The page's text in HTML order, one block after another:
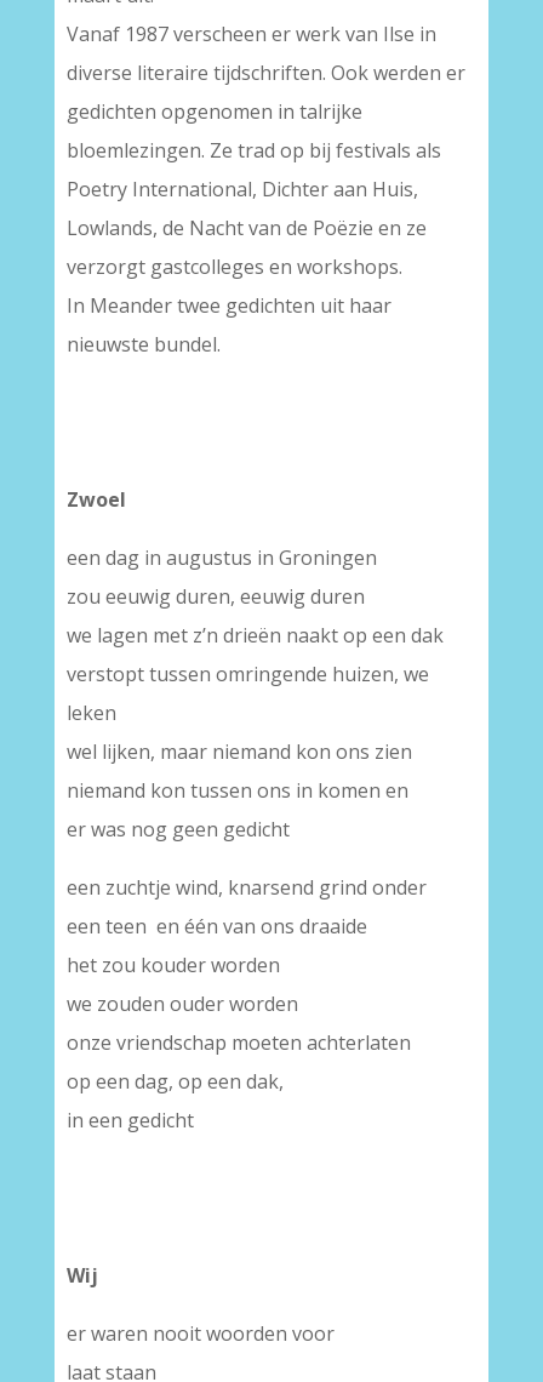
Vanaf 1987 verscheen er werk van Ilse in
diverse literaire tijdschriften. Ook werden er
gedichten opgenomen in talrijke
bloemlezingen. Ze trad op bij festivals als
Poetry International, Dichter aan Huis,
Lowlands, de Nacht van de Poëzie en ze
verzorgt gastcolleges en workshops.
In Meander twee gedichten uit haar
nieuwste bundel.
Zwoel
een dag in augustus in Groningen
zou eeuwig duren, eeuwig duren
we lagen met z’n drieën naakt op een dak
verstopt tussen omringende huizen, we
leken
wel lijken, maar niemand kon ons zien
niemand kon tussen ons in komen en
er was nog geen gedicht
een zuchtje wind, knarsend grind onder
een teen en één van ons draaide
het zou kouder worden
we zouden ouder worden
onze vriendschap moeten achterlaten
op een dag, op een dak,
in een gedicht
Wij
er waren nooit woorden voor
laat staan